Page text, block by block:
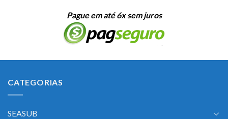
Pague em até 6x sem juros
CATEGORIAS
SEASUB